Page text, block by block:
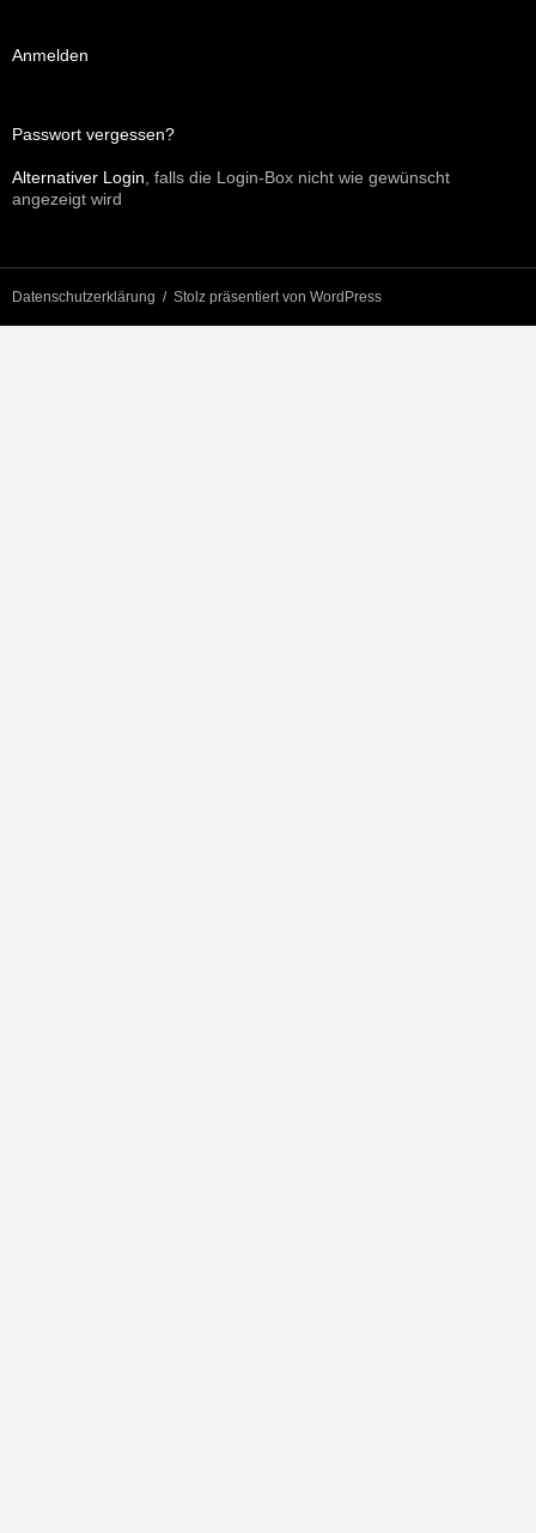
Anmelden
Passwort vergessen?
Alternativer Login , falls die Login-Box nicht wie gewünscht
angezeigt wird
Datenschutzerklärung Stolz präsentiert von WordPress